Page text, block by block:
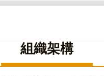
組織架構